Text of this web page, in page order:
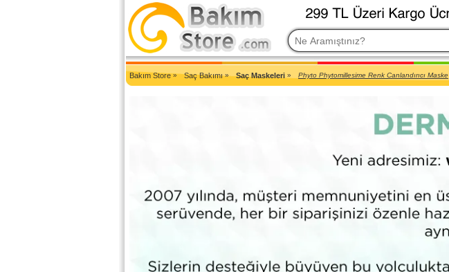
2007'den Beri Türkiye'nin En Güncel Bakım Ürünleri Eczane Sitesi
Bakım Store» Saç Bakımı» Saç Maskeleri » Phyto Phytomillesime Renk Canlandırıcı Maske